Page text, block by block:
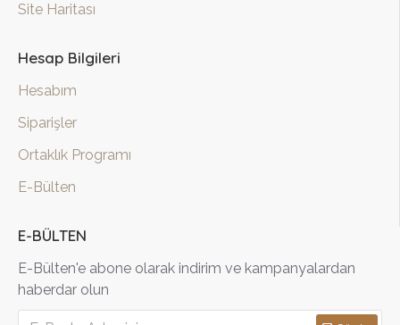
Site Haritası
Hesap Bilgileri
Hesabım
Siparişler
Ortaklık Programı
E-Bülten
E-BÜLTEN
E-Bülten'e abone olarak indirim ve kampanyalardan
haberdar olun